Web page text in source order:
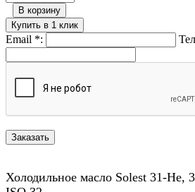
В корзину
Купить в 1 клик
Email *:
Холодильное масло Solest 31-He,